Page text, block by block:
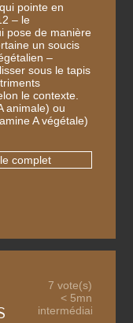
pointe en
– le
pose de manière
un soucis
–
sous le tapis
le contexte.
animale) ou
A végétale)
complet
7 vote(s)
< 5mn
intermédiaire